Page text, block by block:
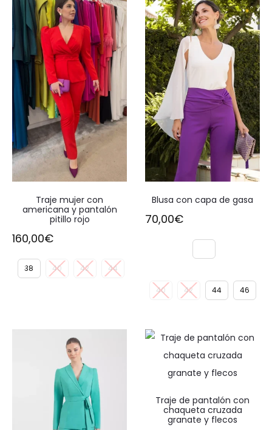
Traje mujer con
americana y pantalón
pitillo rojo
160,00€
38 40 42 44
Blusa con capa de gasa
70,00€
40 42 44 46
Traje de pantalón con
chaqueta cruzada
granate y flecos